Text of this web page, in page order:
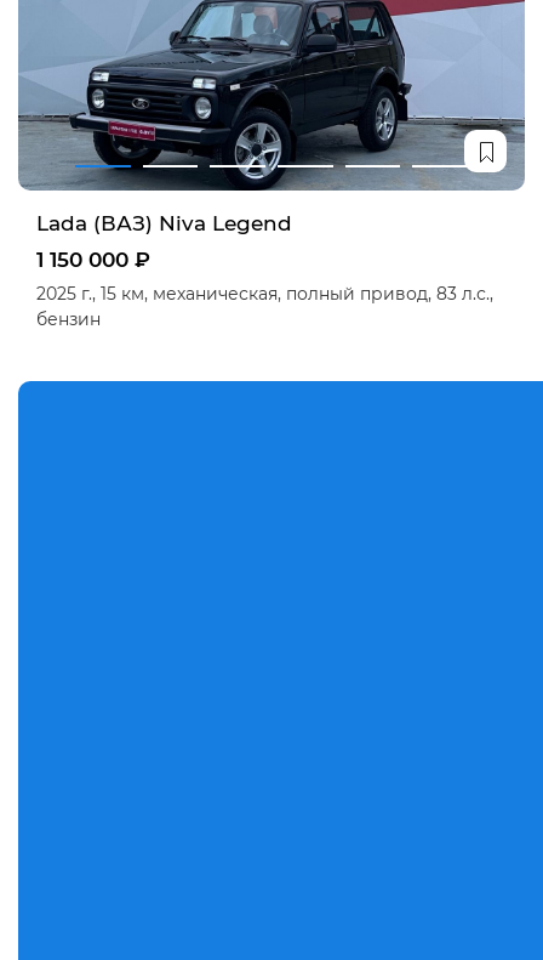
Lada (ВАЗ) Niva Legend
1 150 000 ₽
2025 г., 15 км, механическая, полный привод, 83 л.с.,
бензин